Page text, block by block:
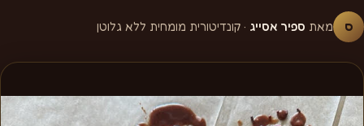
ס מאת ספיר אסייג · קונדיטורית מומחית ללא גלוטן